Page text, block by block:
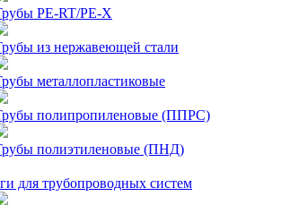
PE-RT/PE-X
из нержавеющей стали
металлопластиковые
полипропиленовые (ППРС)
полиэтиленовые (ПНД)
для трубопроводных систем